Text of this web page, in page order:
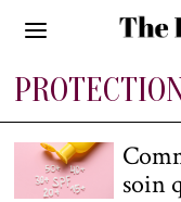
soin